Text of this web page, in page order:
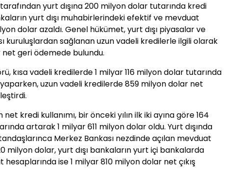
yurt dışına 200 milyon dolar tutarında kredi
yurt dışı muhabirlerindeki efektif ve mevduat
dolar azaldı. Genel hükümet, yurt dışı piyasalar ve
kuruluşlardan sağlanan uzun vadeli kredilerle ilgili olarak
net geri ödemede bulundu.
kısa vadeli kredilerde 1 milyar 116 milyon dolar tutarında
uzun vadeli kredilerde 859 milyon dolar net
kredi kullanımı, bir önceki yılın ilk iki ayına göre 164
artarak 1 milyar 611 milyon dolar oldu. Yurt dışında
Merkez Bankası nezdinde açılan mevduat
milyon dolar, yurt dışı bankaların yurt içi bankalarda
ise 1 milyar 810 milyon dolar net çıkış